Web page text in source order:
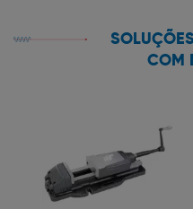
COM